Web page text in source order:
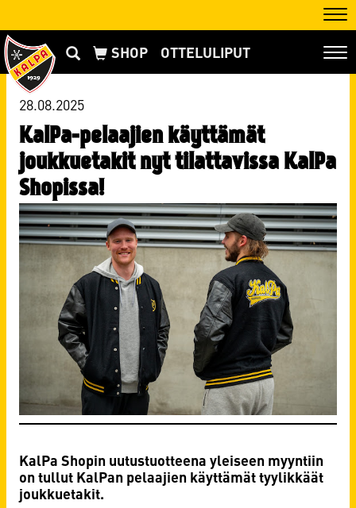
OTTELULIPUT
28.08.2025
KalPa-pelaajien käyttämät
joukkuetakit nyt tilattavissa KalPa
Shopissa!
KalPa Shopin uutustuotteena yleiseen myyntiin
on tullut KalPan pelaajien käyttämät tyylikkäät
joukkuetakit.